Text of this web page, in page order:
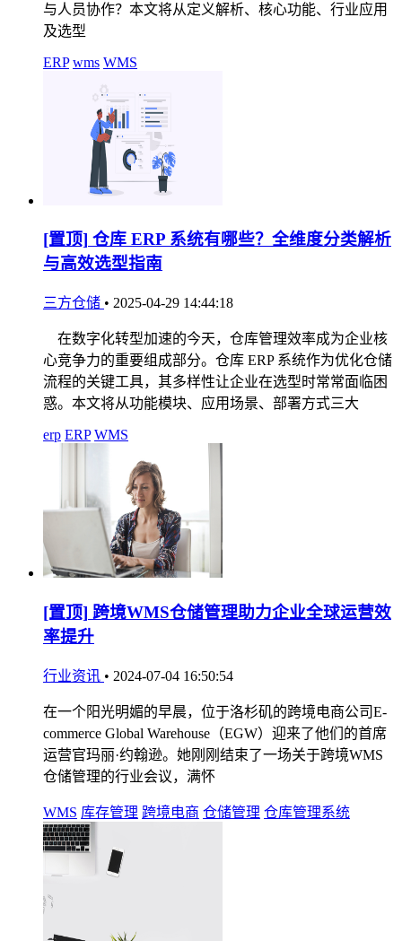
与人员协作？本文将从定义解析、核心功能、行业应用
及选型
ERP wms WMS
[置顶] 仓库 ERP 系统有哪些？全维度分类解析
与高效选型指南
三方仓储 • 2025-04-29 14:44:18
在数字化转型加速的今天，仓库管理效率成为企业核
心竞争力的重要组成部分。仓库 ERP 系统作为优化仓储
流程的关键工具，其多样性让企业在选型时常常面临困
惑。本文将从功能模块、应用场景、部署方式三大
erp ERP WMS
[置顶] 跨境WMS仓储管理助力企业全球运营效
率提升
行业资讯 • 2024-07-04 16:50:54
在一个阳光明媚的早晨，位于洛杉矶的跨境电商公司E-
commerce Global Warehouse（EGW）迎来了他们的首席
运营官玛丽·约翰逊。她刚刚结束了一场关于跨境WMS
仓储管理的行业会议，满怀
WMS 库存管理 跨境电商 仓储管理 仓库管理系统